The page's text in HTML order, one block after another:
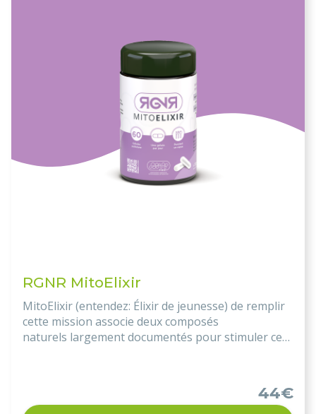
RGNR MitoElixir
MitoElixir (entendez: Élixir de jeunesse) de remplir
cette mission associe deux composés
naturels largement documentés pour stimuler ces
44€